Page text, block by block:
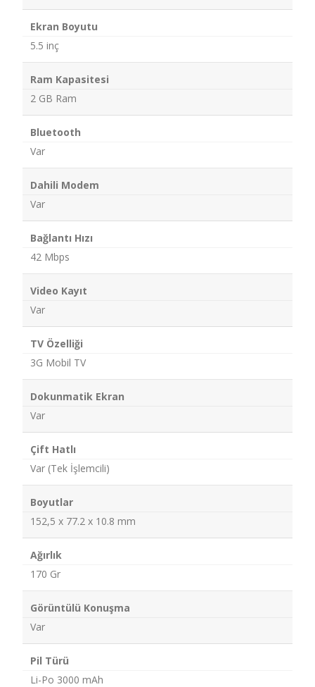
Ekran Boyutu
5.5 inç
Ram Kapasitesi
2 GB Ram
Bluetooth
Var
Dahili Modem
Var
Bağlantı Hızı
42 Mbps
Video Kayıt
Var
TV Özelliği
3G Mobil TV
Dokunmatik Ekran
Var
Çift Hatlı
Var (Tek İşlemcili)
Boyutlar
152,5 x 77.2 x 10.8 mm
Ağırlık
170 Gr
Görüntülü Konuşma
Var
Pil Türü
Li-Po 3000 mAh